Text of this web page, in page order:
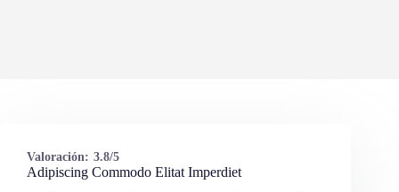
Valoración: 3.8/5
Adipiscing Commodo Elitat Imperdiet